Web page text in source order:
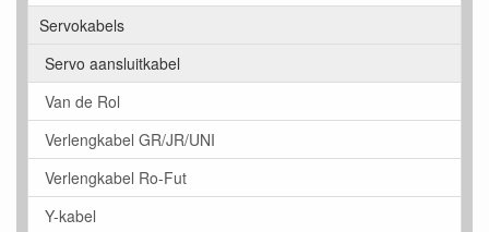
Servokabels
Servo aansluitkabel
Van de Rol
Verlengkabel GR/JR/UNI
Verlengkabel Ro-Fut
Y-kabel